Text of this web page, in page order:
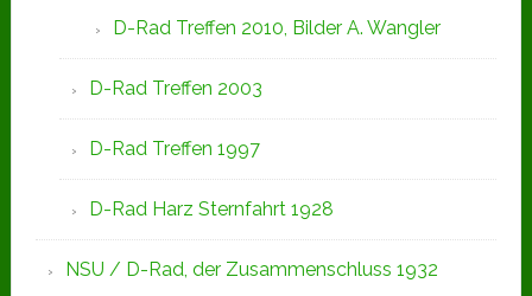
D-Rad Treffen 2010, Bilder A. Wangler
D-Rad Treffen 2003
D-Rad Treffen 1997
D-Rad Harz Sternfahrt 1928
NSU / D-Rad, der Zusammenschluss 1932